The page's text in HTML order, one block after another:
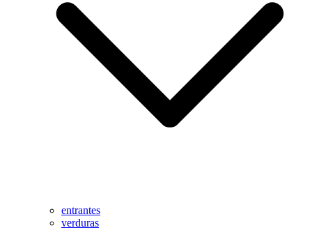
entrantes
verduras